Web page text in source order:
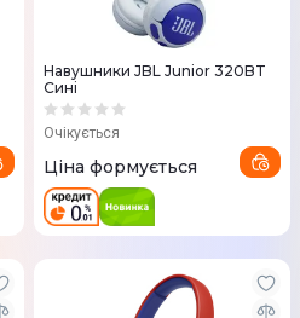
Навушники JBL Junior 320BT
Сині
Очікується
Ціна формується